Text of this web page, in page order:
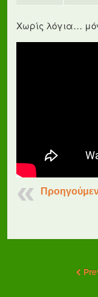
Χωρίς λόγια…